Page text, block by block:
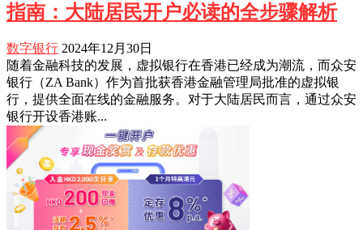
指南：大陆居民开户必读的全步骤解析
数字银行 2024年12月30日
随着金融科技的发展，虚拟银行在香港已经成为潮流，而众安
银行（ZA Bank）作为首批获香港金融管理局批准的虚拟银
行，提供全面在线的金融服务。对于大陆居民而言，通过众安
银行开设香港账...